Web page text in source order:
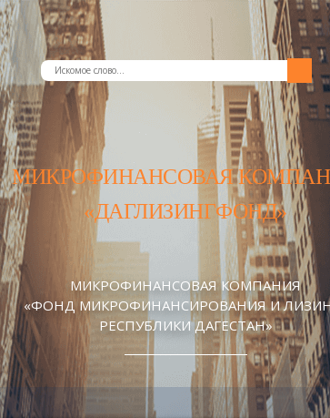
МИКРОФИНАНСОВАЯ
«ДАГЛИЗИНГФОНД»
МИКРОФИНАНСОВАЯ КОМПАНИЯ
«ФОНД МИКРОФИНАНСИРОВАНИЯ И
РЕСПУБЛИКИ ДАГЕСТАН»